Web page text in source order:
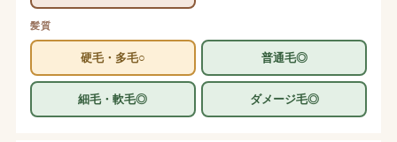
髪質
硬毛・多毛○ 普通毛◎
細毛・軟毛◎ ダメージ毛◎